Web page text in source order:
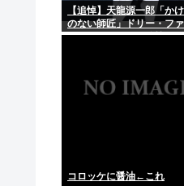
【東京】東京駅近く
【追悼】天龍源一郎「か
のない師匠」ドリー・フ
ク・ジュニアさん追悼
コロッケに醤油←これ